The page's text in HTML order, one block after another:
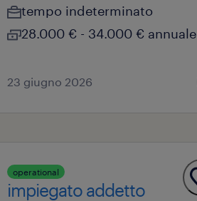
tempo indeterminato
28.000 € - 34.000 € annuale
23 giugno 2026
operational
impiegato addetto